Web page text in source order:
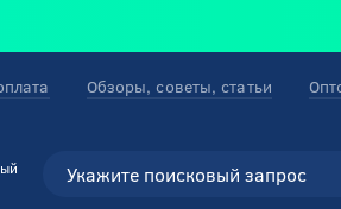
Обзоры, советы, статьи